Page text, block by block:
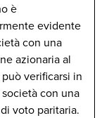
è
evidente
con una
azionaria al
verificarsi in
con una
voto paritaria.